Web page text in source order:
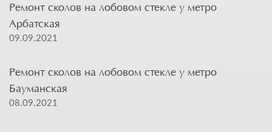
Ремонт сколов на лобовом стекле у метро
Арбатская
09.09.2021
Ремонт сколов на лобовом стекле у метро
Бауманская
08.09.2021